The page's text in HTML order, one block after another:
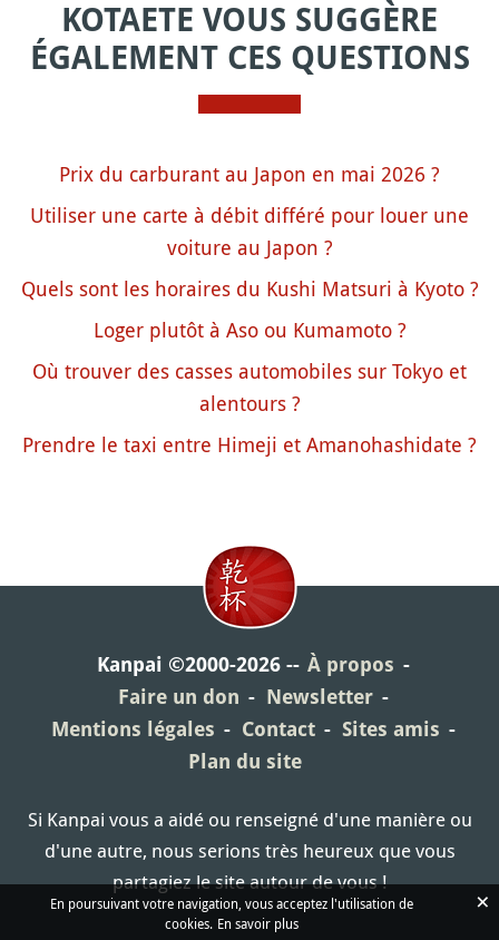
KOTAETE VOUS SUGGÈRE
ÉGALEMENT CES QUESTIONS
Prix du carburant au Japon en mai 2026 ?
Utiliser une carte à débit différé pour louer une
voiture au Japon ?
Quels sont les horaires du Kushi Matsuri à Kyoto ?
Loger plutôt à Aso ou Kumamoto ?
Où trouver des casses automobiles sur Tokyo et
alentours ?
Prendre le taxi entre Himeji et Amanohashidate ?
Kanpai ©2000-2026
À propos
Faire un don
Newsletter
Mentions légales
Contact
Sites amis
Plan du site
Si Kanpai vous a aidé ou renseigné d'une manière ou
d'une autre, nous serions très heureux que vous
partagiez le site autour de vous !
En poursuivant votre navigation, vous acceptez l'utilisation de
cookies. En savoir plus
×